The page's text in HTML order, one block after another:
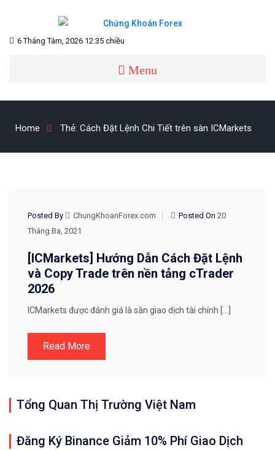
content
CHỨNG KHOÁN FOREX
Blog chia sẻ về Chứng Khoán và Forex
6 Tháng Tám, 2026 12:35 chiều
Menu
Home Thẻ: Cách Đặt Lệnh Chi Tiết trên sàn ICMarkets
HỌC GIAO DỊCH FOREX
Posted By ChungKhoanForex.com Posted On 20
Tháng Ba, 2021
[ICMarkets] Hướng Dẫn Cách Đặt Lệnh
và Copy Trade trên nền tảng cTrader
2026
ICMarkets được đánh giá là sàn giao dịch tài chính […]
Read More
Tổng Quan Thị Trường Việt Nam
Đăng Ký Binance Giảm 10% Phí Giao Dịch